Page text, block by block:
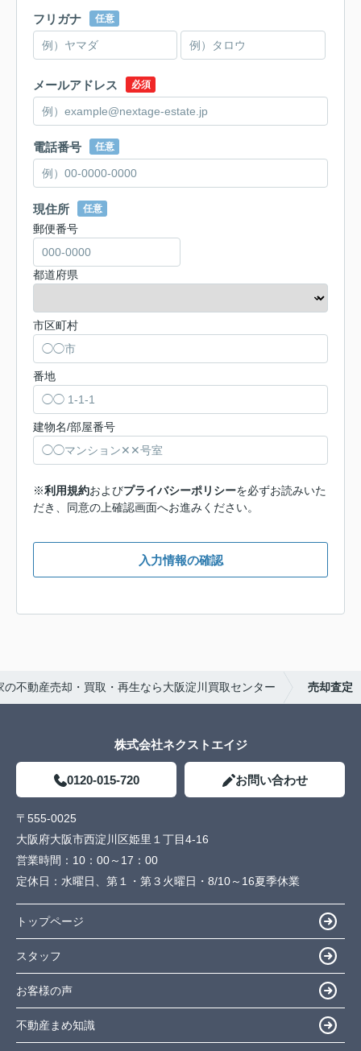
フリガナ 任意
メールアドレス 必須
電話番号 任意
現住所 任意
郵便番号
都道府県
市区町村
番地
建物名/部屋番号
※利用規約およびプライバシーポリシーを必ずお読みいた
だき、同意の上確認画面へお進みください。
入力情報の確認
の不動産売却・買取・再生なら大阪淀川買取センター 売却査定
株式会社ネクストエイジ
0120-015-720 お問い合わせ
〒555-0025
大阪府大阪市西淀川区姫里１丁目4-16
営業時間： 10：00～17：00
定休日： 水曜日、第１・第３火曜日・8/10～16夏季休業
トップページ
スタッフ
お客様の声
不動産まめ知識